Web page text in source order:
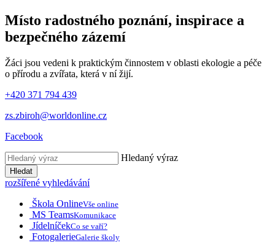
Místo radostného poznání, inspirace a
bezpečného zázemí
Žáci jsou vedeni k praktickým činnostem v oblasti ekologie a péče
o přírodu a zvířata, která v ní žijí.
+420 371 794 439
zs.zbiroh@worldonline.cz
Facebook
Hledaný výraz
Hledat
rozšířené vyhledávání
Škola OnlineVše online
MS TeamsKomunikace
JídelníčekCo se vaří?
FotogalerieGalerie školy